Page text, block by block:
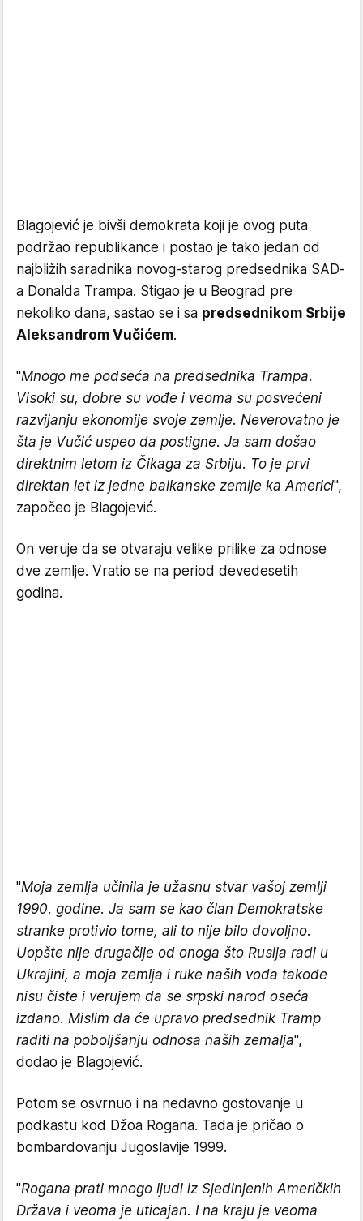
Blagojević je bivši demokrata koji je ovog puta
podržao republikance i postao je tako jedan od
najbližih saradnika novog-starog predsednika SAD-
a Donalda Trampa. Stigao je u Beograd pre
nekoliko dana, sastao se i sa predsednikom Srbije
Aleksandrom Vučićem.
"Mnogo me podseća na predsednika Trampa.
Visoki su, dobre su vođe i veoma su posvećeni
razvijanju ekonomije svoje zemlje. Neverovatno je
šta je Vučić uspeo da postigne. Ja sam došao
direktnim letom iz Čikaga za Srbiju. To je prvi
direktan let iz jedne balkanske zemlje ka Americi",
započeo je Blagojević.
On veruje da se otvaraju velike prilike za odnose
dve zemlje. Vratio se na period devedesetih
godina.
"Moja zemlja učinila je užasnu stvar vašoj zemlji
1990. godine. Ja sam se kao član Demokratske
stranke protivio tome, ali to nije bilo dovoljno.
Uopšte nije drugačije od onoga što Rusija radi u
Ukrajini, a moja zemlja i ruke naših vođa takođe
nisu čiste i verujem da se srpski narod oseća
izdano. Mislim da će upravo predsednik Tramp
raditi na poboljšanju odnosa naših zemalja",
dodao je Blagojević.
Potom se osvrnuo i na nedavno gostovanje u
podkastu kod Džoa Rogana. Tada je pričao o
bombardovanju Jugoslavije 1999.
"Rogana prati mnogo ljudi iz Sjedinjenih Američkih
Država i veoma je uticajan. I na kraju je veoma